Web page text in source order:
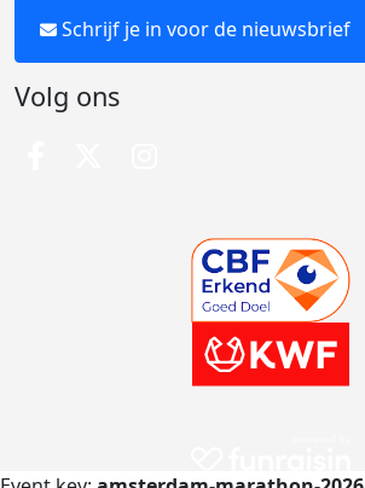
Schrijf je in voor de nieuwsbrief
Volg ons